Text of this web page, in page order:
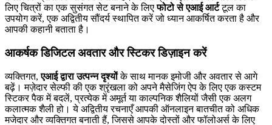
लिए चित्रों का एक सुसंगत सेट बनाने के लिएफोटो से एआई आर्टटूल का
उपयोग करें, एक अद्वितीय सौंदर्य स्थापित करें जो ध्यान आकर्षित करता है और
आपकी कहानी बताता है।
आकर्षक डिजिटल अवतार और स्टिकर डिज़ाइन करें
व्यक्तिगत,एआई द्वारा उत्पन्न दृश्योंके साथ मानक इमोजी और अवतार से आगे
बढ़ें। मज़ेदार सेल्फी की एक श्रृंखला को अपने मैसेजिंग ऐप के लिए एक कस्टम
स्टिकर पैक में बदलें, प्रत्येक में अमूर्त या काल्पनिक शैलियों जैसी एक अलग
कलात्मक शैली हो। ये अद्वितीय रचनाएँ आपकी ऑनलाइन बातचीत को अधिक
मजेदार और व्यक्तिगत बनाती हैं, जिससे आपके दोस्तों और फॉलोअर्स के लिए